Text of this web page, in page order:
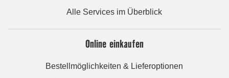
Alle Services im Überblick
Online einkaufen
Bestellmöglichkeiten & Lieferoptionen